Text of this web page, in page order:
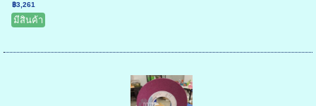
฿3,261
มีสินค้า